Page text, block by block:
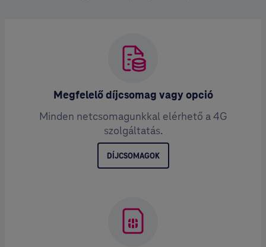
Megfelelő díjcsomag vagy opció
Minden netcsomagunkkal elérhető a 4G
szolgáltatás.
DÍJCSOMAGOK